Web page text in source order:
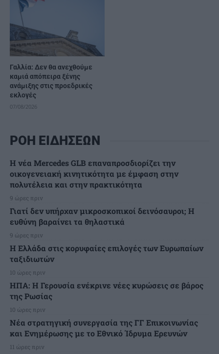
Γαλλία: Δεν θα ανεχθούμε
καμιά απόπειρα ξένης
ανάμιξης στις προεδρικές
εκλογές
07/08/2026
ΡΟΗ ΕΙΔΗΣΕΩΝ
Η νέα Mercedes GLB επαναπροσδιορίζει την
οικογενειακή κινητικότητα με έμφαση στην
πολυτέλεια και στην πρακτικότητα
9 ώρες πριν
Γιατί δεν υπήρχαν μικροσκοπικοί δεινόσαυροι; Η
ευθύνη βαραίνει τα θηλαστικά
9 ώρες πριν
Η Ελλάδα στις κορυφαίες επιλογές των Ευρωπαίων
ταξιδιωτών
10 ώρες πριν
ΗΠΑ: Η Γερουσία ενέκρινε νέες κυρώσεις σε βάρος
της Ρωσίας
10 ώρες πριν
Νέα στρατηγική συνεργασία της ΓΓ Επικοινωνίας
και Ενημέρωσης με το Εθνικό Ίδρυμα Ερευνών
11 ώρες πριν